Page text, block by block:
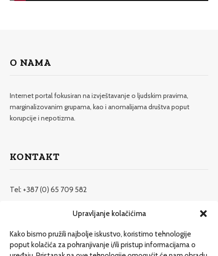
Upravljanje kolačićima
Kako bismo pružili najbolje iskustvo, koristimo tehnologije
poput kolačića za pohranjivanje i/ili pristup informacijama o
O NAMA
Internet portal fokusiran na izvještavanje o ljudskim pravima,
marginalizovanim grupama, kao i anomalijama društva poput
korupcije i nepotizma.
KONTAKT
Tel: +387 (0) 65 709 582
redakcija@etrafika.net